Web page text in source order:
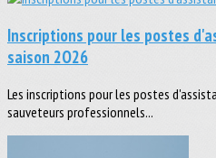
Inscriptions pour les postes
saison 2O26
Les inscriptions pour les postes
sauveteurs professionnels...